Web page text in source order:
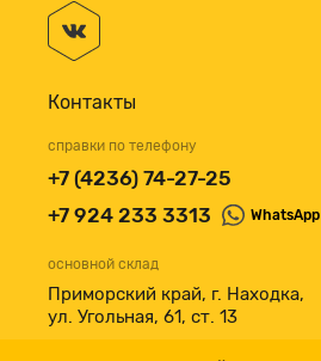
Контакты
справки по телефону
+7 (4236) 74-27-25
+7 924 233 3313
WhatsApp
основной склад
Приморский край, г. Находка,
ул. Угольная, 61, ст. 13